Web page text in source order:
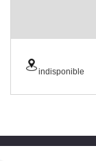
indisponible